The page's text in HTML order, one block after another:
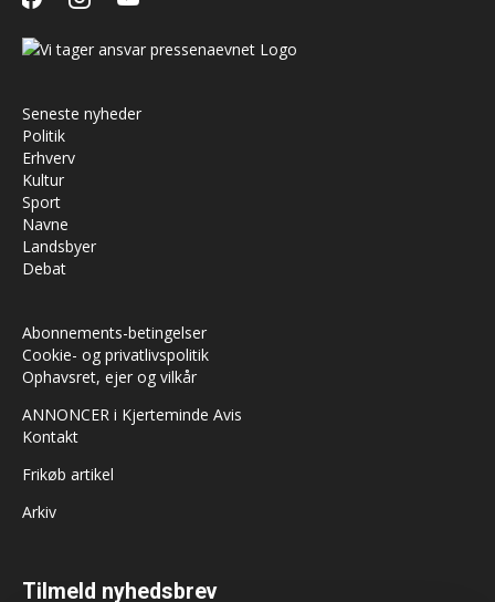
Seneste nyheder
Politik
Erhverv
Kultur
Sport
Navne
Landsbyer
Debat
Abonnements-betingelser
Cookie- og privatlivspolitik
Ophavsret, ejer og vilkår
ANNONCER i Kjerteminde Avis
Kontakt
Frikøb artikel
Arkiv
Tilmeld nyhedsbrev